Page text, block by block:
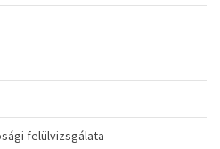
felülvizsgálata